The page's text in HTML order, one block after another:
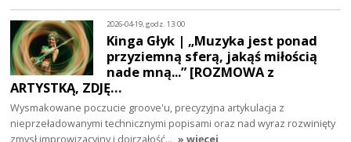
2026-04-19, godz. 13:00
Kinga Głyk | „Muzyka jest ponad
przyziemną sferą, jakąś miłością
nade mną...” [ROZMOWA z
ARTYSTKĄ, ZDJĘ…
Wysmakowane poczucie groove'u, precyzyjna artykulacja z
nieprzeładowanymi technicznymi popisami oraz nad wyraz rozwinięty
zmysł improwizacyjny i dojrzałość… » więcej